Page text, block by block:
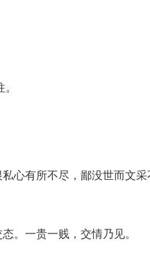
心有所不尽，鄙没世而文采
。一贵一贱，交情乃见。